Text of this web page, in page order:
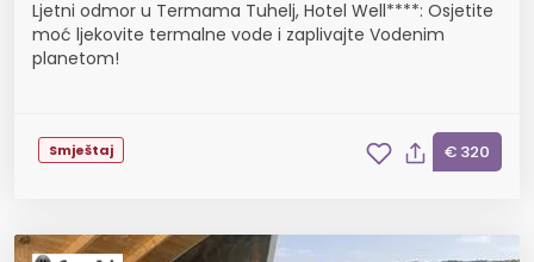
Ljetni odmor u Termama Tuhelj, Hotel Well****: Osjetite
moć ljekovite termalne vode i zaplivajte Vodenim
planetom!
Smještaj € 320